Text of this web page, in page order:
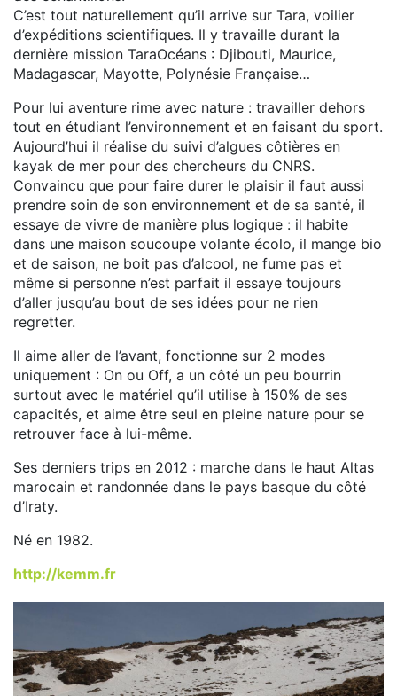
C’est tout naturellement qu’il arrive sur Tara, voilier
d’expéditions scientifiques. Il y travaille durant la
dernière mission TaraOcéans : Djibouti, Maurice,
Madagascar, Mayotte, Polynésie Française…
Pour lui aventure rime avec nature : travailler dehors
tout en étudiant l’environnement et en faisant du sport.
Aujourd’hui il réalise du suivi d’algues côtières en
kayak de mer pour des chercheurs du CNRS.
Convaincu que pour faire durer le plaisir il faut aussi
prendre soin de son environnement et de sa santé, il
essaye de vivre de manière plus logique : il habite
dans une maison soucoupe volante écolo, il mange bio
et de saison, ne boit pas d’alcool, ne fume pas et
même si personne n’est parfait il essaye toujours
d’aller jusqu’au bout de ses idées pour ne rien
regretter.
Il aime aller de l’avant, fonctionne sur 2 modes
uniquement : On ou Off, a un côté un peu bourrin
surtout avec le matériel qu’il utilise à 150% de ses
capacités, et aime être seul en pleine nature pour se
retrouver face à lui-même.
Ses derniers trips en 2012 : marche dans le haut Altas
marocain et randonnée dans le pays basque du côté
d’Iraty.
Né en 1982.
http://kemm.fr